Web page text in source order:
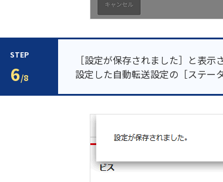
STEP
6/8
［設定が保存されました］と表示
設定した自動転送設定の［ステー